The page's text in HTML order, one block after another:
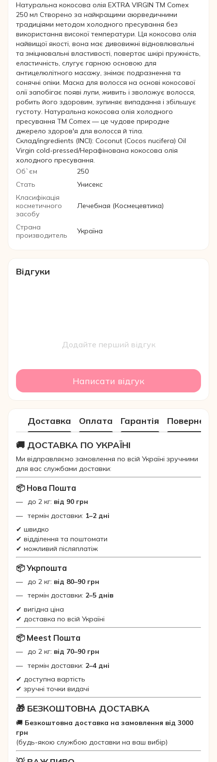
Натуральна кокосова олія EXTRA VIRGIN ТМ Comeх
250 мл Створено за найкращими аюрведичними
традиціями методом холодного пресування без
використання високої температури. Ця кокосова олія
найвищої якості, вона має дивовижні відновлювальні
та зміцнювальні властивості, повертає шкірі пружність,
еластичність, слугує гарною основою для
антицелюлітного масажу, знімає подразнення та
сонячні опіки. Маска для волосся на основі кокосової
олії запобігає появі лупи, живить і зволожує волосся,
робить його здоровим, зупиняє випадання і збільшує
густоту. Натуральна кокосова олія холодного
пресування ТМ Comex — це чудове природне
джерело здоров'я для волосся й тіла.
Склад/ingredients (INCI): Coconut (Cocos nucifera) Oil
Virgin cold-pressed/Нерафінована кокосова олія
холодного пресування.
Об`єм
250
Стать
Унисекс
Класифікація
косметичного
засобу
Лечебная (Космецевтика)
Страна
производитель
Україна
Відгуки
Додайте перший відгук
Написати відгук
Доставка Оплата Гарантія
🚚 ДОСТАВКА ПО УКРАЇНІ
Ми відправляємо замовлення по всій Україні зручними
для вас службами доставки:
📦 Нова Пошта
до 2 кг: від 90 грн
термін доставки: 1–2 дні
✔ швидко
✔ відділення та поштомати
✔ можливий післяплатіж
📦 Укрпошта
до 2 кг: від 80–90 грн
термін доставки: 2–5 днів
✔ вигідна ціна
✔ доставка по всій Україні
📦 Meest Пошта
до 2 кг: від 70–90 грн
термін доставки: 2–4 дні
✔ доступна вартість
✔ зручні точки видачі
🎁 БЕЗКОШТОВНА ДОСТАВКА
🚚 Безкоштовна доставка на замовлення від 3000
грн
(будь-якою службою доставки на ваш вибір)